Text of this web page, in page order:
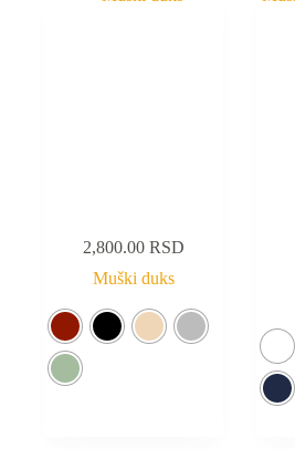
2,800.00RSD
Muški duks